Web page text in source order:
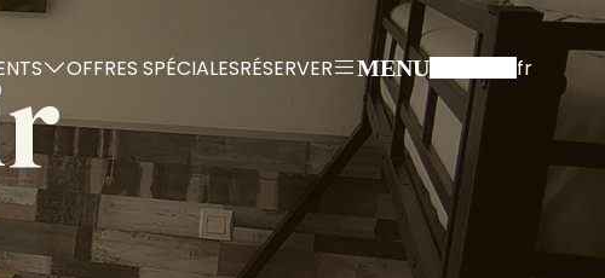
OFFRES SPÉCIALESRÉSERVER MENU fr